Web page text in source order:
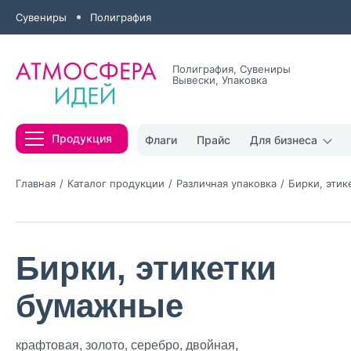
Сувениры Полиграфия
Полиграфия, Сувениры
Вывески, Упаковка
Продукция Флаги Прайс Для бизнеса
Главная Каталог продукции Различная упаковка Бирки,
Бирки, этикетки
бумажные
крафтовая, золото, серебро, двойная,
политикой